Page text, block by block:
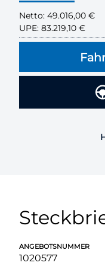
Netto: 49.016,00 €
UPE: 83.219,10 €
ANGEBOTSNUMMER
1020577